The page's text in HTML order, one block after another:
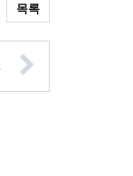
목록